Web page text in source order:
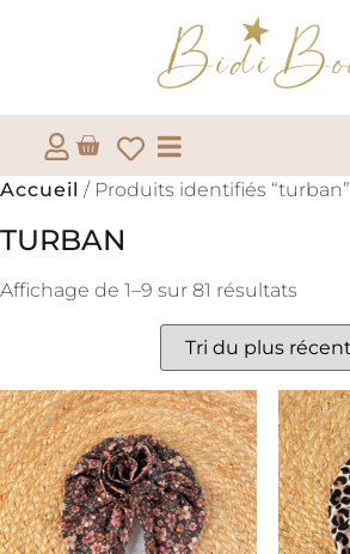
Accueil / Produits identifiés “turban”
TURBAN
Affichage de 1–9 sur 81 résultats